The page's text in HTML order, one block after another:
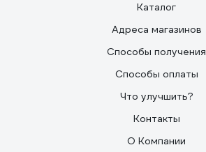
Каталог
Адреса магазинов
Способы получения
Способы оплаты
Что улучшить?
Контакты
О Компании